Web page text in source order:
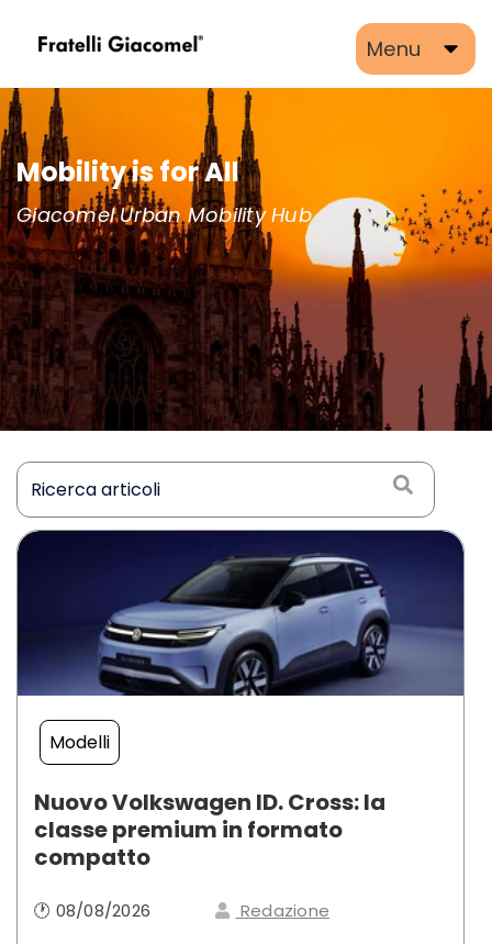
Menu
Giacomel e la mobilità del futuro
Un luogo esperienziale, di apprendimento e
di condivisione attraverso il quale accedere
alle più innovative e sostenibili forme di
mobilità per l’uomo.
Modelli
Nuovo Volkswagen ID. Cross: la
classe premium in formato
compatto
🕐 08/08/2026
Redazione